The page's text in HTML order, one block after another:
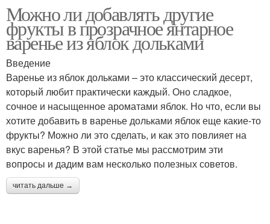
Можно ли добавлять другие
фрукты в прозрачное янтарное
варенье из яблок дольками
Введение
Варенье из яблок дольками – это классический десерт,
который любит практически каждый. Оно сладкое,
сочное и насыщенное ароматами яблок. Но что, если вы
хотите добавить в варенье дольками яблок еще какие-то
фрукты? Можно ли это сделать, и как это повлияет на
вкус варенья? В этой статье мы рассмотрим эти
вопросы и дадим вам несколько полезных советов.
читать дальше →